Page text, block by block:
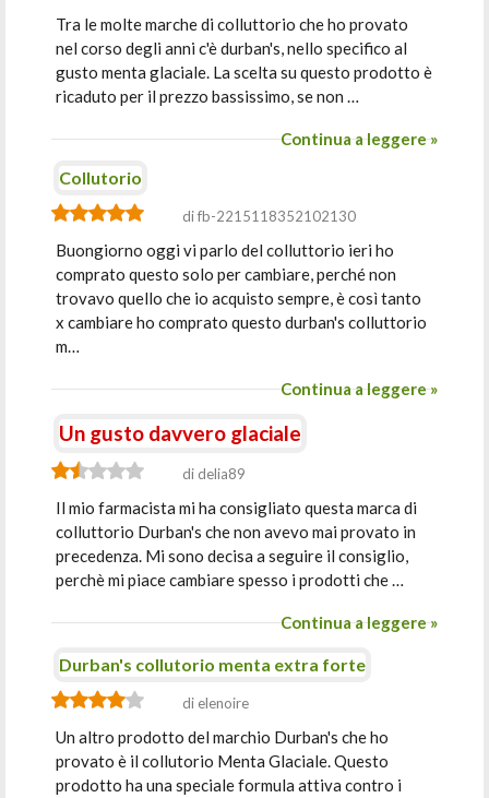
Tra le molte marche di colluttorio che ho provato
nel corso degli anni c'è durban's, nello specifico al
gusto menta glaciale. La scelta su questo prodotto è
ricaduto per il prezzo bassissimo, se non …
Continua a leggere »
Collutorio
di fb-2215118352102130
Buongiorno oggi vi parlo del colluttorio ieri ho
comprato questo solo per cambiare, perché non
trovavo quello che io acquisto sempre, è così tanto
x cambiare ho comprato questo durban's colluttorio
m…
Continua a leggere »
Un gusto davvero glaciale
di delia89
Il mio farmacista mi ha consigliato questa marca di
colluttorio Durban's che non avevo mai provato in
precedenza. Mi sono decisa a seguire il consiglio,
perchè mi piace cambiare spesso i prodotti che …
Continua a leggere »
Durban's collutorio menta extra forte
di elenoire
Un altro prodotto del marchio Durban's che ho
provato è il collutorio Menta Glaciale. Questo
prodotto ha una speciale formula attiva contro i